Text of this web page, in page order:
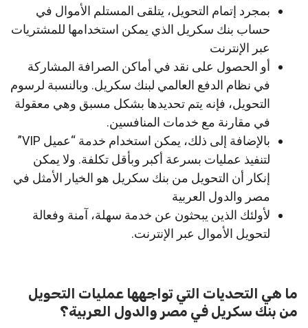
بمجرد إتمام التحويل، يتلقى المستلم الأموال في
حساب بنك سكريل الذي يمكن استخدامها للمشتريات
عبر الإنترنت
أو الحصول على نقد في أماكن الصرافة المشاركة
في نظام الدفع العالمي لبنك سكريل. وبالنسبة لرسوم
التحويل، فإنه يتم تحديدها بشكل مسبق وهي معقولة
في مقارنة مع خدمات المنافسين.
بالإضافة إلى ذلك، يمكن استخدام خدمة “عميل VIP”
لتنفيذ عمليات بسرعة أكبر وبأقل تكلفة. ولا يمكن
إنكار أن التحويل من بنك سكريل هو الخيار الأمثل في
مصر والدول العربية
لأولئك الذين يبحثون عن خدمة سهلة، آمنة وفعالة
لتحويل الأموال عبر الإنترنت.
ما هي التحديات التي تواجهها عمليات التحويل
من بنك سكريل في مصر والدول العربية؟